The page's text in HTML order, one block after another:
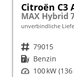
Citroën C3
MAX Hybrid
unverbindliche
Fahrzeugnr. 79015
Kraftstoff Benzin
Leistung 100 kW (136